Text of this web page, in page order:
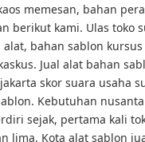
memesan, bahan
berikut kami. Ulas toko
bahan sablon kursus
Jual alat bahan
skor suara usaha
Kebutuhan
sejak, pertama kali
lima. Kota alat sablon